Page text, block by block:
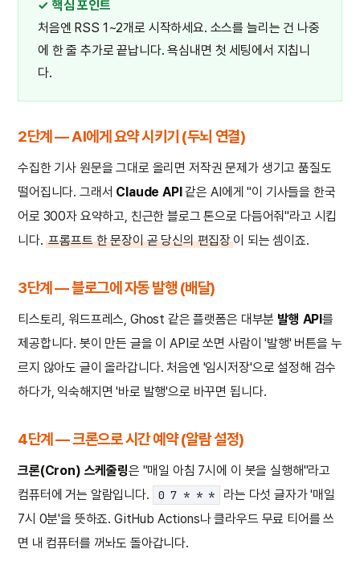
✓ 핵심 포인트
처음엔 RSS 1~2개로 시작하세요. 소스를 늘리는 건 나중
에 한 줄 추가로 끝납니다. 욕심내면 첫 세팅에서 지칩니
다.
2단계 — AI에게 요약 시키기 (두뇌 연결)
수집한 기사 원문을 그대로 올리면 저작권 문제가 생기고 품질도
떨어집니다. 그래서 Claude API같은 AI에게 "이 기사들을 한국
어로 300자 요약하고, 친근한 블로그 톤으로 다듬어줘"라고 시킵
니다.프롬프트 한 문장이 곧 당신의 편집장 이 되는 셈이죠.
3단계 — 블로그에 자동 발행 (배달)
티스토리, 워드프레스, Ghost 같은 플랫폼은 대부분 발행 API를
제공합니다. 봇이 만든 글을 이 API로 쏘면 사람이 '발행' 버튼을 누
르지 않아도 글이 올라갑니다. 처음엔 '임시저장'으로 설정해 검수
하다가, 익숙해지면 '바로 발행'으로 바꾸면 됩니다.
4단계 — 크론으로 시간 예약 (알람 설정)
크론(Cron) 스케줄링은 "매일 아침 7시에 이 봇을 실행해"라고
컴퓨터에 거는 알람입니다.
0 7 * * *
라는 다섯 글자가 '매일
7시 0분'을 뜻하죠. GitHub Actions나 클라우드 무료 티어를 쓰
면 내 컴퓨터를 꺼놔도 돌아갑니다.